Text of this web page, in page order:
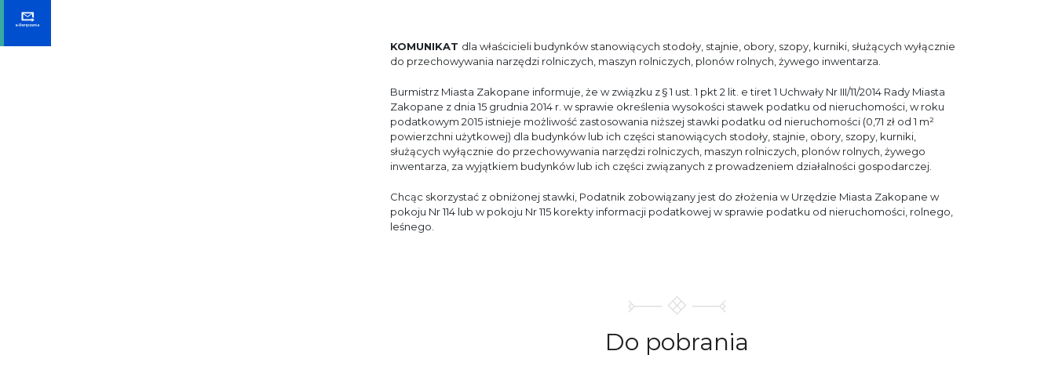
KOMUNIKAT dla właścicieli budynków stanowiących stodoły, stajnie, obory, szopy, kurniki, służących wyłącznie
do przechowywania narzędzi rolniczych, maszyn rolniczych, plonów rolnych, żywego inwentarza.
Burmistrz Miasta Zakopane informuje, że w związku z § 1 ust. 1 pkt 2 lit. e tiret 1 Uchwały Nr III/11/2014 Rady Miasta
Zakopane z dnia 15 grudnia 2014 r. w sprawie określenia wysokości stawek podatku od nieruchomości, w roku
podatkowym 2015 istnieje możliwość zastosowania niższej stawki podatku od nieruchomości (0,71 zł od 1 m²
powierzchni użytkowej) dla budynków lub ich części stanowiących stodoły, stajnie, obory, szopy, kurniki,
służących wyłącznie do przechowywania narzędzi rolniczych, maszyn rolniczych, plonów rolnych, żywego
inwentarza, za wyjątkiem budynków lub ich części związanych z prowadzeniem działalności gospodarczej.
Chcąc skorzystać z obniżonej stawki, Podatnik zobowiązany jest do złożenia w Urzędzie Miasta Zakopane w
pokoju Nr 114 lub w pokoju Nr 115 korekty informacji podatkowej w sprawie podatku od nieruchomości, rolnego,
leśnego.
Do pobrania